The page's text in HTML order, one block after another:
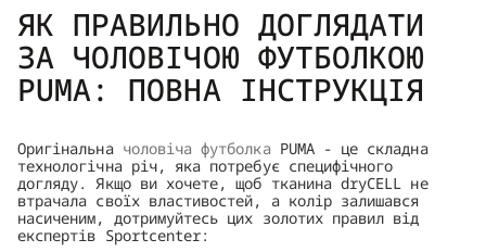
ЯК ПРАВИЛЬНО ДОГЛЯДАТИ
ЗА ЧОЛОВІЧОЮ ФУТБОЛКОЮ
PUMA: ПОВНА ІНСТРУКЦІЯ
Оригінальна чоловіча футболка PUMA - це складна
технологічна річ, яка потребує специфічного
догляду. Якщо ви хочете, щоб тканина dryCELL не
втрачала своїх властивостей, а колір залишався
насиченим, дотримуйтесь цих золотих правил від
експертів Sportcenter: